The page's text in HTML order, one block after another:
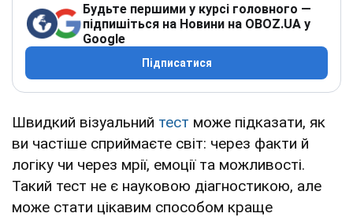
Будьте першими у курсі головного —
підпишіться на Новини на OBOZ.UA у
Google
Підписатися
Швидкий візуальний тест може підказати, як
ви частіше сприймаєте світ: через факти й
логіку чи через мрії, емоції та можливості.
Такий тест не є науковою діагностикою, але
може стати цікавим способом краще